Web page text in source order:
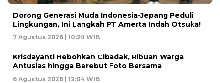
Dorong Generasi Muda Indonesia-Jepang Peduli
Lingkungan, Ini Langkah PT Amerta Indah Otsuka!
7 Agustus 2026 | 10:20 WIB
Krisdayanti Hebohkan Cibadak, Ribuan Warga
Antusias hingga Berebut Foto Bersama
6 Agustus 2026 | 12:04 WIB